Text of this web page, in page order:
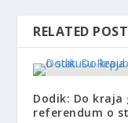
RELATED
Dodik: Do
referendum o